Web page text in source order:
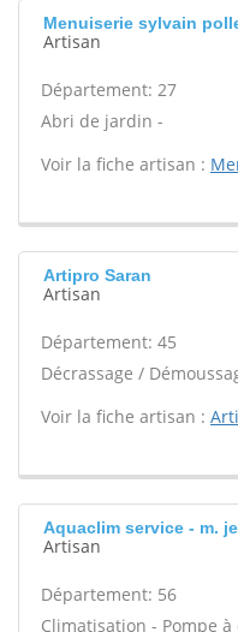
Menuiserie sylvain
Artisan
Département: 27
Abri de jardin -
Voir la fiche artisan :
Artipro Saran
Artisan
Département: 45
Décrassage /
Voir la fiche artisan :
Aquaclim service - m.
Artisan
Département: 56
Climatisation - Pompe